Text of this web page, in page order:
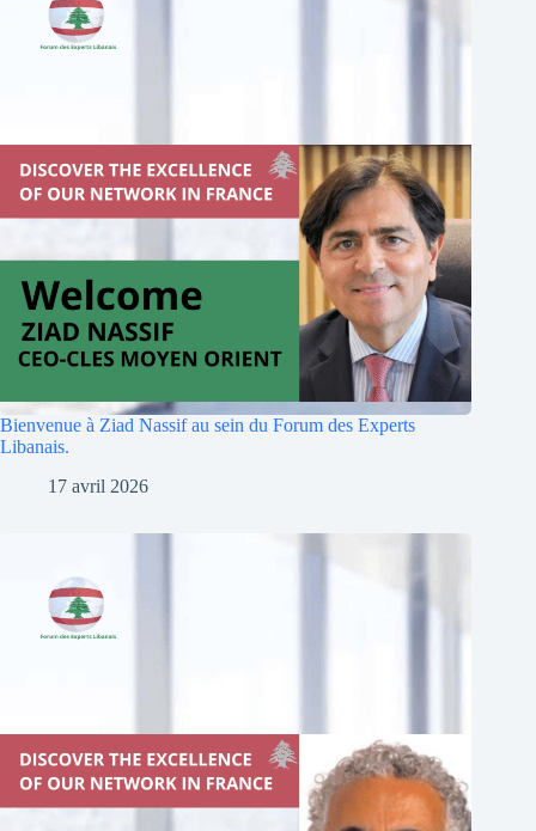
Bienvenue à Ziad Nassif au sein du Forum des Experts
Libanais.
17 avril 2026